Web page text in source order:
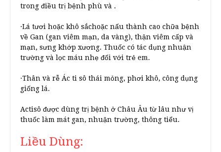
trong điều trị bệnh phù và .
·Lá tươi hoặc khô sắchoặc nấu thành cao chữa bệnh
về Gan (gan viêm mạn, da vàng), thận viêm cấp và
mạn, sưng khớp xương. Thuốc có tác dụng nhuận
trường và lọc máu nhẹ đối với trẻ em.
·Thân và rễ Ác ti sô thái mỏng, phơi khô, công dụng
giống lá.
Actisô được dùng trị bệnh ở Châu Âu từ lâu như vị
thuốc làm mát gan, nhuận trường, thông tiểu.
Liều Dùng: